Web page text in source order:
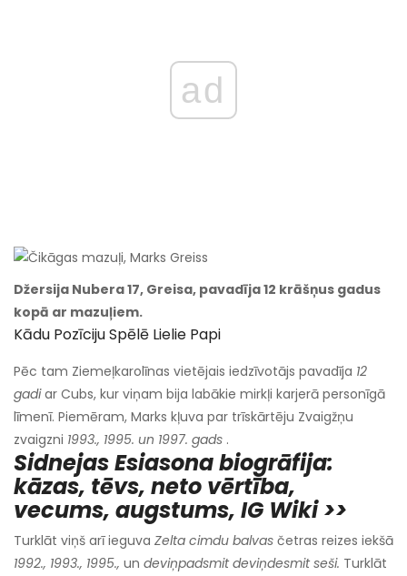
ad
Džersija Nubera 17, Greisa, pavadīja 12 krāšņus gadus
kopā ar mazuļiem.
Kādu Pozīciju Spēlē Lielie Papi
Pēc tam Ziemeļkarolīnas vietējais iedzīvotājs pavadīja 12
gadiar Cubs, kur viņam bija labākie mirkļi karjerā personīgā
līmenī. Piemēram, Marks kļuva par trīskārtēju Zvaigžņu
zvaigzni 1993., 1995. un 1997. gads .
Sidnejas Esiasona biogrāfija:
kāzas, tēvs, neto vērtība,
vecums, augstums, IG Wiki >>
Turklāt viņš arī ieguva Zelta cimdu balvas četras reizes iekšā
1992., 1993., 1995., un deviņpadsmit deviņdesmit seši. Turklāt